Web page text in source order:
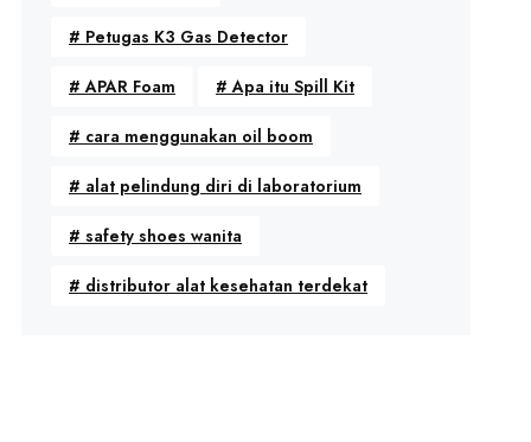
# Petugas K3 Gas Detector
#APAR Foam #Apa itu Spill Kit
# cara menggunakan oil boom
# alat pelindung diri di laboratorium
# safety shoes wanita
# distributor alat kesehatan terdekat